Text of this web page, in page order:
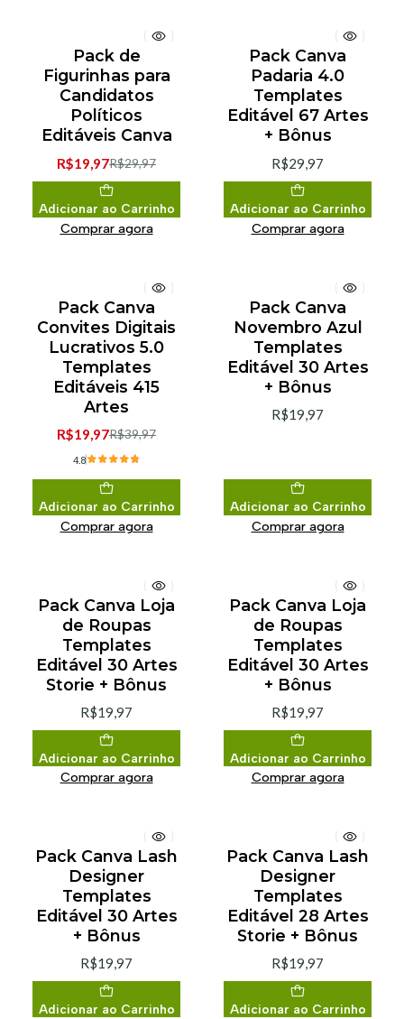
-33% de desconto
Pack de
Figurinhas para
Candidatos
Políticos
Editáveis Canva
R$19,97R$29,97
Adicionar ao Carrinho
Comprar agora
Pack Canva
Padaria 4.0
Templates
Editável 67 Artes
+ Bônus
R$29,97
Adicionar ao Carrinho
Comprar agora
-50% de desconto
Pack Canva
Convites Digitais
Lucrativos 5.0
Templates
Editáveis 415
Artes
R$19,97R$39,97
4.8
Adicionar ao Carrinho
Comprar agora
Pack Canva
Novembro Azul
Templates
Editável 30 Artes
+ Bônus
R$19,97
Adicionar ao Carrinho
Comprar agora
Pack Canva Loja
de Roupas
Templates
Editável 30 Artes
Storie + Bônus
R$19,97
Adicionar ao Carrinho
Comprar agora
Pack Canva Loja
de Roupas
Templates
Editável 30 Artes
+ Bônus
R$19,97
Adicionar ao Carrinho
Comprar agora
Pack Canva Lash
Designer
Templates
Editável 30 Artes
+ Bônus
R$19,97
Adicionar ao Carrinho
Pack Canva Lash
Designer
Templates
Editável 28 Artes
Storie + Bônus
R$19,97
Adicionar ao Carrinho